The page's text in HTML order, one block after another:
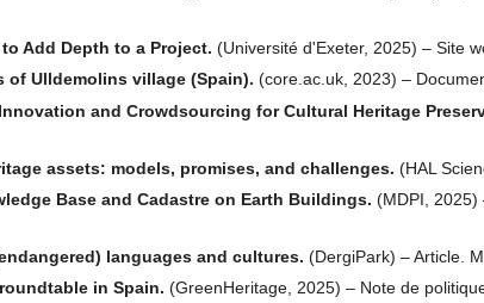
Add Depth to a Project. (Université d'Exeter, 2025) – Site
Ulldemolins village (Spain). (core.ac.uk, 2023) –
and Crowdsourcing for Cultural Heritage
assets: models, promises, and challenges. (HAL
Base and Cadastre on Earth Buildings. (MDPI, 2025)
languages and cultures. (DergiPark) – Article.
in Spain. (GreenHeritage, 2025) – Note de